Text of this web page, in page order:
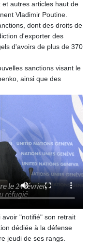
autres articles haut de
Vladimir Poutine.
dont des droits de
d'exporter des
d'avoirs de plus de 370
sanctions visant le
ainsi que des
"notifié" son retrait
dédiée à la défense
jeudi de ses rangs.